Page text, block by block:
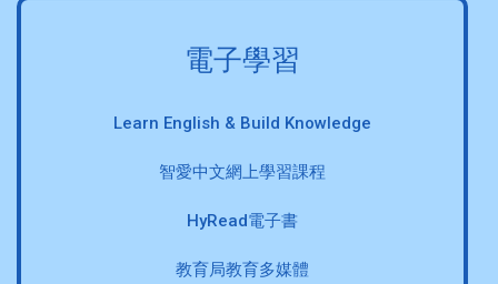
電子學習
Learn English & Build Knowledge
智愛中文網上學習課程
HyRead電子書
教育局教育多媒體